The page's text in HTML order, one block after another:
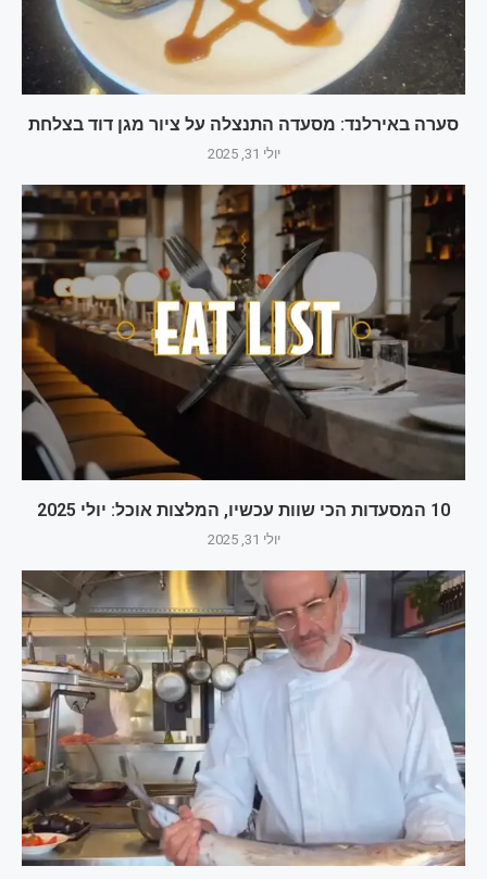
סערה באירלנד: מסעדה התנצלה על ציור מגן דוד בצלחת
יולי 31, 2025
10 המסעדות הכי שוות עכשיו, המלצות אוכל: יולי 2025
יולי 31, 2025